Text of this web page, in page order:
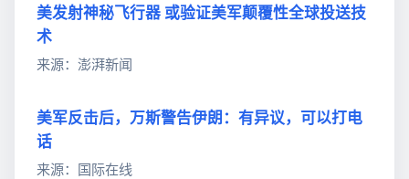
美发射神秘飞行器 或验证美军颠覆性全球投送技
术
来源：澎湃新闻
美军反击后，万斯警告伊朗：有异议，可以打电
话
来源：国际在线